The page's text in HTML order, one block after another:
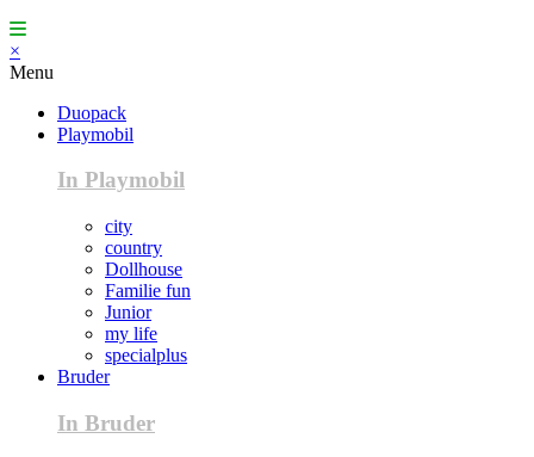
×
Menu
Duopack
Playmobil
In Playmobil
city
country
Dollhouse
Familie fun
Junior
my life
specialplus
Bruder
In Bruder